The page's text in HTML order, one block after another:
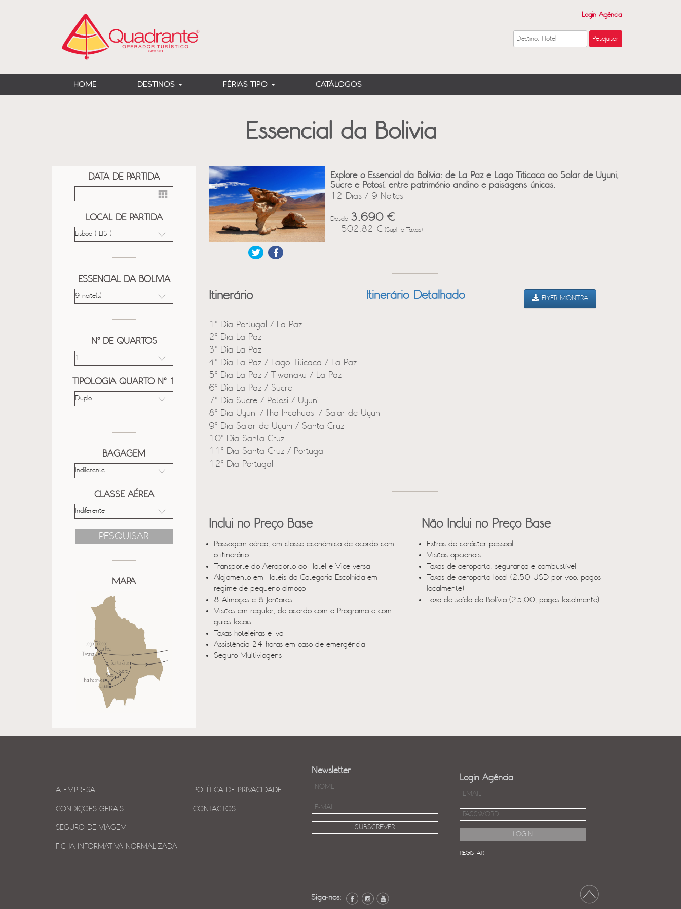
Login Agência
HOME DESTINOS FÉRIAS TIPO CATÁLOGOS
Essencial da Bolivia
DATA DE PARTIDA
LOCAL DE PARTIDA
ESSENCIAL DA BOLIVIA
Nº DE QUARTOS
TIPOLOGIA QUARTO Nº 1
BAGAGEM
CLASSE AÉREA
PESQUISAR
MAPA
Explore o Essencial da Bolívia: de La Paz e Lago Titicaca ao Salar de Uyuni,
Sucre e Potosí, entre património andino e paisagens únicas.
12 Dias / 9 Noites
Desde 3,690 €
+ 502.82 € (Supl. e Taxas)
Itinerário Itinerário Detalhado FLYER MONTRA
1º Dia Portugal / La Paz
2º Dia La Paz
3º Dia La Paz
4º Dia La Paz / Lago Titicaca / La Paz
5º Dia La Paz / Tiwanaku / La Paz
6º Dia La Paz / Sucre
7º Dia Sucre / Potosi / Uyuni
8º Dia Uyuni / Ilha Incahuasi / Salar de Uyuni
9º Dia Salar de Uyuni / Santa Cruz
10º Dia Santa Cruz
11º Dia Santa Cruz / Portugal
12º Dia Portugal
Inclui no Preço Base
Passagem aérea, em classe económica de acordo com
o itinerário
Transporte do Aeroporto ao Hotel e Vice-versa
Alojamento em Hotéis da Categoria Escolhida em
regime de pequeno-almoço
8 Almoços e 8 Jantares
Visitas em regular, de acordo com o Programa e com
guias locais
Taxas hoteleiras e Iva
Assistência 24 horas em caso de emergência
Seguro Multiviagens
Não Inclui no Preço Base
Extras de carácter pessoal
Visitas opcionais
Taxas de aeroporto, segurança e combustível
Taxas de aeroporto local (2,50 USD por voo, pagos
localmente)
Taxa de saída da Bolívia (25,00, pagos localmente)
A EMPRESA
CONDIÇÕES GERAIS
SEGURO DE VIAGEM
FICHA INFORMATIVA NORMALIZADA
POLÍTICA DE PRIVACIDADE
CONTACTOS
Newsletter
Login Agência
REGISTAR
Siga-nos: